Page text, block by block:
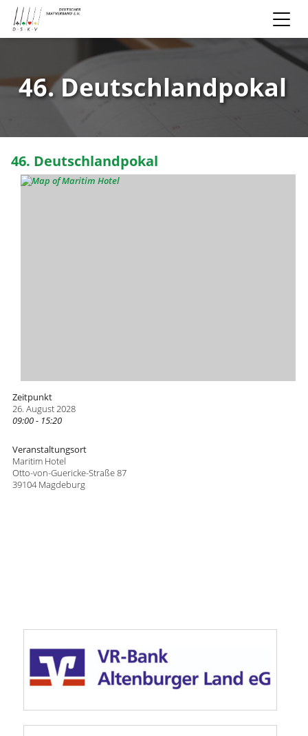
46. Deutschlandpokal
46. Deutschlandpokal
Zeitpunkt
26. August 2028
09:00 - 15:20
Veranstaltungsort
Maritim Hotel
Otto-von-Guericke-Straße 87
39104 Magdeburg